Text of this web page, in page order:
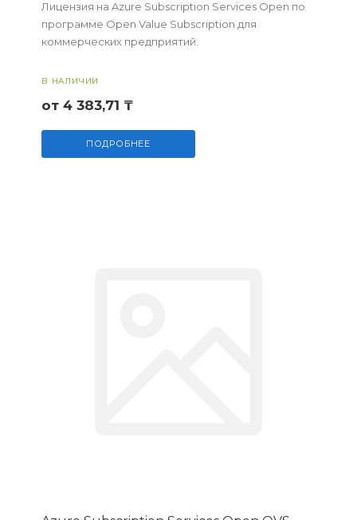
Лицензия на Azure Subscription Services Open по
программе Open Value Subscription для
коммерческих предприятий.
В НАЛИЧИИ
от 4 383,71 ₸
ПОДРОБНЕЕ